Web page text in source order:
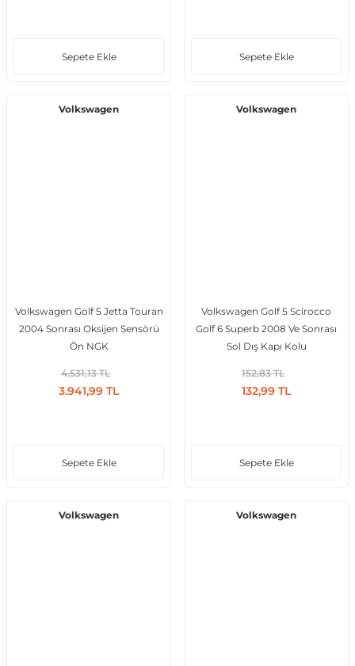
Sepete Ekle Sepete Ekle
Volkswagen
Volkswagen Golf 5 Jetta Touran
2004 Sonrası Oksijen Sensörü
Ön NGK
4.531,13 TL
3.941,99 TL
Sepete Ekle
Volkswagen
Volkswagen Golf 5 Scirocco
Golf 6 Superb 2008 Ve Sonrası
Sol Dış Kapı Kolu
152,83 TL
132,99 TL
Sepete Ekle
Volkswagen Volkswagen